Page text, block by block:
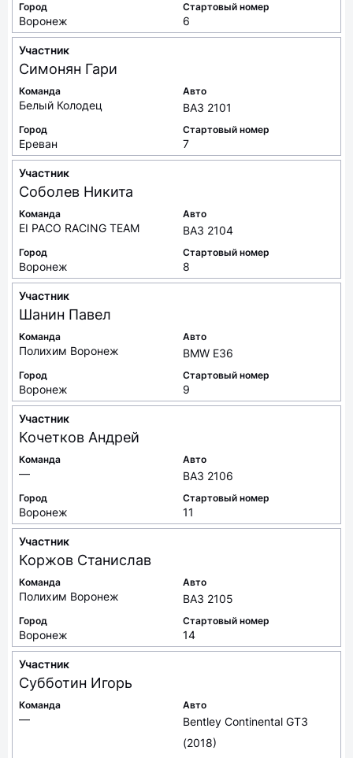
Город
Воронеж
Стартовый номер
6
Участник
Симонян Гари
Команда
Белый Колодец
Авто
ВАЗ 2101
Город
Ереван
Стартовый номер
7
Участник
Соболев Никита
Команда
EI PACO RACING TEAM
Авто
ВАЗ 2104
Город
Воронеж
Стартовый номер
8
Участник
Шанин Павел
Команда
Полихим Воронеж
Авто
BMW E36
Город
Воронеж
Стартовый номер
9
Участник
Кочетков Андрей
Команда
—
Авто
ВАЗ 2106
Город
Воронеж
Стартовый номер
11
Участник
Коржов Станислав
Команда
Полихим Воронеж
Авто
ВАЗ 2105
Город
Воронеж
Стартовый номер
14
Участник
Субботин Игорь
Команда
—
Авто
Bentley Continental GT3
(2018)